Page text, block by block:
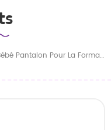
Couches Bébé Pantalon Pour La Formation Des Bébés